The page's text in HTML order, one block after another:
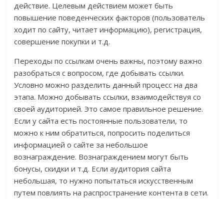
действие. Целевым действием может быть
повышение поведенческих факторов (пользователь
ходит по сайту, читает информацию), регистрация,
совершение покупки и т.д.
Переходы по ссылкам очень важны, поэтому важно
разобраться с вопросом, где добывать ссылки.
Условно можно разделить данный процесс на два
этапа. Можно добывать ссылки, взаимодействуя со
своей аудиторией. Это самое правильное решение.
Если у сайта есть постоянные пользователи, то
можно к ним обратиться, попросить поделиться
информацией о сайте за небольшое
вознаграждение. Вознаграждением могут быть
бонусы, скидки и т.д. Если аудитория сайта
небольшая, то нужно попытаться искусственным
путем повлиять на распространение контента в сети.